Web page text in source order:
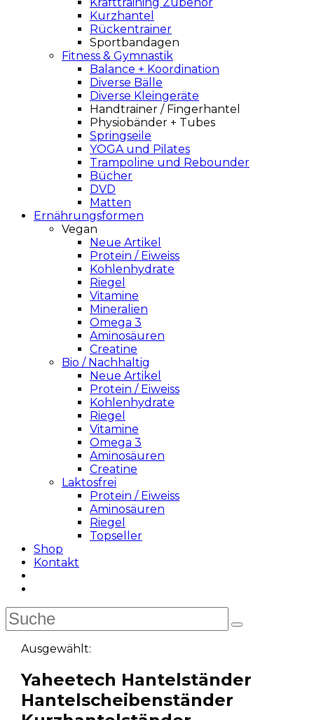
Kurzhantel
Rückentrainer
Sportbandagen
Fitness & Gymnastik
Balance + Koordination
Diverse Bälle
Diverse Kleingeräte
Handtrainer / Fingerhantel
Physiobänder + Tubes
Springseile
YOGA und Pilates
Trampoline und Rebounder
Bücher
DVD
Matten
Ernährungsformen
Vegan
Neue Artikel
Protein / Eiweiss
Kohlenhydrate
Riegel
Vitamine
Mineralien
Omega 3
Aminosäuren
Creatine
Bio / Nachhaltig
Neue Artikel
Protein / Eiweiss
Kohlenhydrate
Riegel
Vitamine
Omega 3
Aminosäuren
Creatine
Laktosfrei
Protein / Eiweiss
Aminosäuren
Riegel
Topseller
Shop
Kontakt
Ausgewählt:
Yaheetech Hantelständer
Hantelscheibenständer